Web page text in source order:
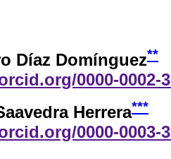
Díaz Domínguez**
0000-0002-
Herrera***
0000-0003-